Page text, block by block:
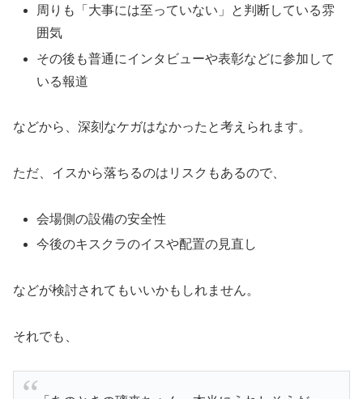
周りも「大事には至っていない」と判断している雰
囲気
その後も普通にインタビューや表彰などに参加して
いる報道
などから、深刻なケガはなかったと考えられます。
ただ、イスから落ちるのはリスクもあるので、
会場側の設備の安全性
今後のキスクラのイスや配置の見直し
などが検討されてもいいかもしれません。
それでも、